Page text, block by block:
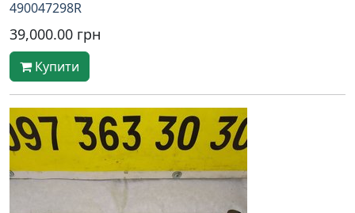
490047298R
39,000.00 грн
Купити